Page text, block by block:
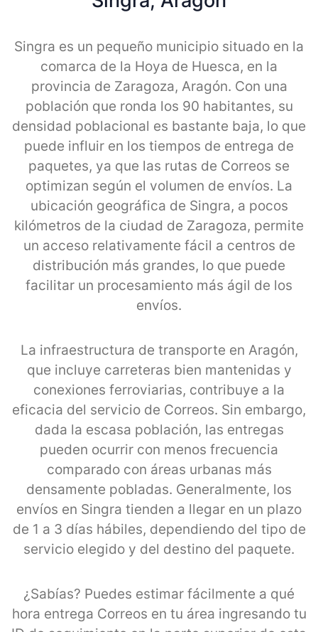
Singra es un pequeño municipio situado en la
comarca de la Hoya de Huesca, en la
provincia de Zaragoza, Aragón. Con una
población que ronda los 90 habitantes, su
densidad poblacional es bastante baja, lo que
puede influir en los tiempos de entrega de
paquetes, ya que las rutas de Correos se
optimizan según el volumen de envíos. La
ubicación geográfica de Singra, a pocos
kilómetros de la ciudad de Zaragoza, permite
un acceso relativamente fácil a centros de
distribución más grandes, lo que puede
facilitar un procesamiento más ágil de los
envíos.
La infraestructura de transporte en Aragón,
que incluye carreteras bien mantenidas y
conexiones ferroviarias, contribuye a la
eficacia del servicio de Correos. Sin embargo,
dada la escasa población, las entregas
pueden ocurrir con menos frecuencia
comparado con áreas urbanas más
densamente pobladas. Generalmente, los
envíos en Singra tienden a llegar en un plazo
de 1 a 3 días hábiles, dependiendo del tipo de
servicio elegido y del destino del paquete.
¿Sabías? Puedes estimar fácilmente a qué
hora entrega Correos en tu área ingresando tu